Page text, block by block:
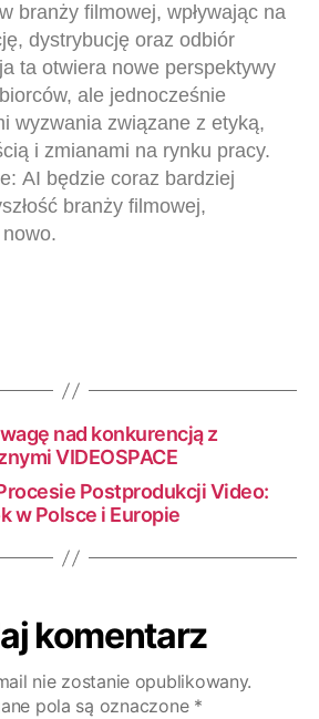
branży filmowej, wpływając na
dystrybucję oraz odbiór
ta otwiera nowe perspektywy
ale jednocześnie
wyzwania związane z etyką,
i zmianami na rynku pracy.
AI będzie coraz bardziej
branży filmowej,
nowo.
nad konkurencją z
VIDEOSPACE
Postprodukcji Video:
w Polsce i Europie
komentarz
nie zostanie opublikowany.
pola są oznaczone *